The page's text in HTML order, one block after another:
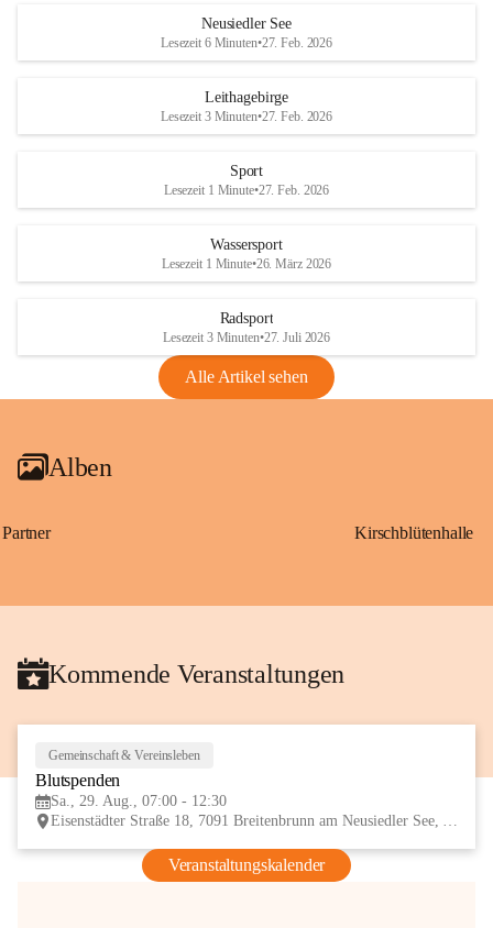
S
und den daraus folgenden wirtschaftlichen
Maßnahmen zur Bekämpfung
Rebe und der Amerikanischen
Anhang VBl. EU Nr. 18
1 Seite•1,4 MB
VBl. EU Nr. 18_2026
r
S
Neusiedler See
Lesezeit 6 Minuten•27. Feb. 2026
Leithagebirge
Lesezeit 3 Minuten•27. Feb. 2026
Sport
Lesezeit 1 Minute•27. Feb. 2026
Wassersport
Lesezeit 1 Minute•26. März 2026
Radsport
Lesezeit 3 Minuten•27. Juli 2026
Alle Artikel sehen
Alben
Partner Kirschblütenhalle
Kommende Veranstaltungen
Gemeinschaft & Vereinsleben
Blutspenden
Sa., 29. Aug., 07:00 - 12:30
Eisenstädter Straße 18, 7091 Breitenbrunn am Neusiedler See, AUT
Veranstaltungskalender